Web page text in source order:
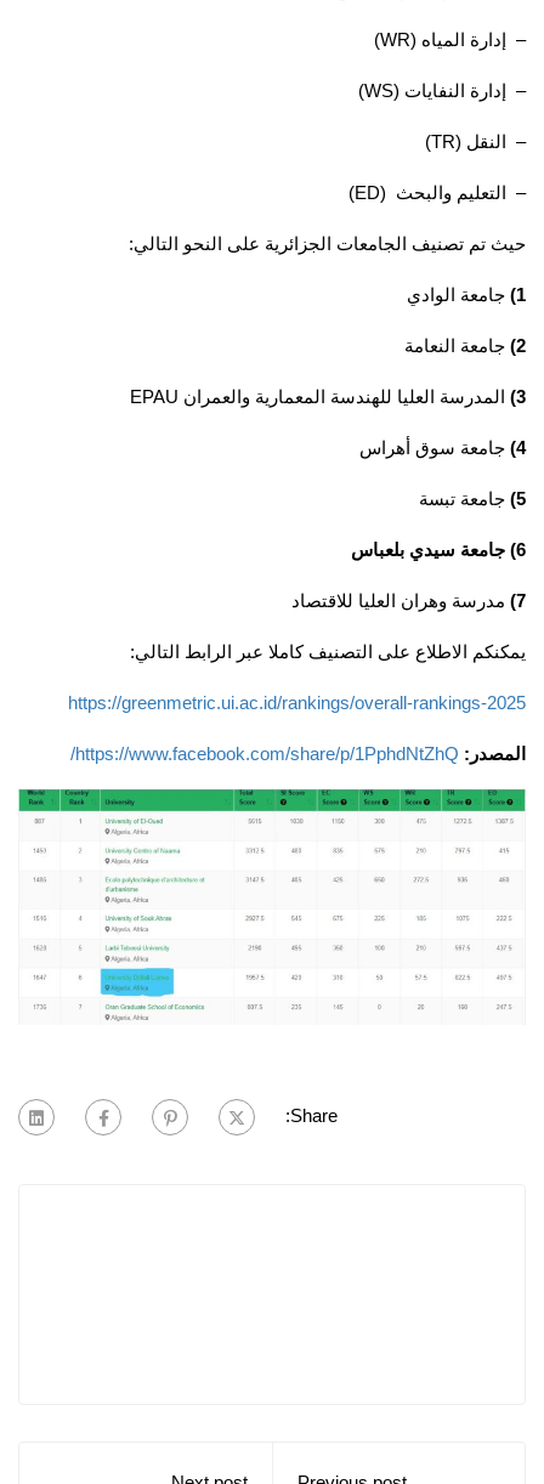
– إدارة المياه (WR)
– إدارة النفايات (WS)
– النقل (TR)
– التعليم والبحث (ED)
حيث تم تصنيف الجامعات الجزائرية على النحو التالي:
1) جامعة الوادي
2) جامعة النعامة
3) المدرسة العليا للهندسة المعمارية والعمران EPAU
4) جامعة سوق أهراس
5) جامعة تبسة
6) جامعة سيدي بلعباس
7) مدرسة وهران العليا للاقتصاد
يمكنكم الاطلاع على التصنيف كاملا عبر الرابط التالي:
https://greenmetric.ui.ac.id/rankings/overall-rankings-2025
المصدر: https://www.facebook.com/share/p/1PphdNtZhQ/
Share: